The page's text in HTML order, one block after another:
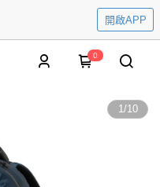
開啟APP
0
1/10